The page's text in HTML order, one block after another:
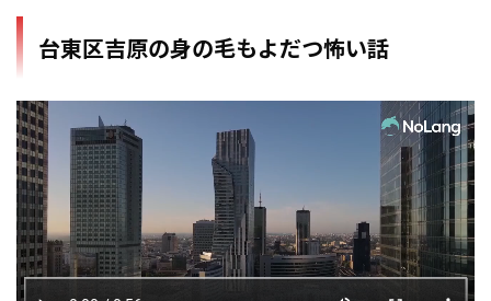
台東区吉原の身の毛もよだつ怖い話